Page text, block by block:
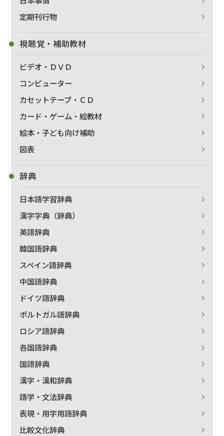
出版社名で絞り込む
著者名で絞り込む
定期刊行物
視聴覚・補助教材
ビデオ・ＤＶＤ
コンピューター
カセットテープ・ＣＤ
カード・ゲーム・絵教材
絵本・子ども向け補助
図表
辞典
日本語学習辞典
漢字字典（辞典）
英語辞典
韓国語辞典
スペイン語辞典
中国語辞典
ドイツ語辞典
ポルトガル語辞典
ロシア語辞典
各国語辞典
国語辞典
漢字・漢和辞典
語学・文法辞典
表現・用字用語辞典
比較文化辞典